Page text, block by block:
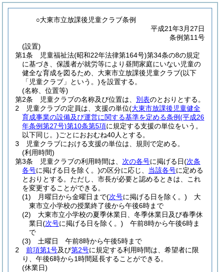
○大東市立放課後児童クラブ条例
平成21年3月27日
条例第11号
(設置)
第1条
児童福祉法(昭和22年法律第164号)第34条の8の規定
に基づき、保護者が就労等により昼間家庭にいない児童の
健全な育成を図るため、大東市立放課後児童クラブ(以下
「児童クラブ」という。)を設置する。
(名称、位置等)
第2条
児童クラブの名称及び位置は、 別表のとおりとする。
2
児童クラブの定員は、支援の単位(大東市放課後児童健全
育成事業の設備及び運営に関する基準を定める条例(平成26
年条例第27号)第10条第5項に規定する支援の単位をいう。
以下同じ。)ごとにおおむね40人とする。
3
児童クラブにおける支援の単位は、規則で定める。
(利用時間)
第3条
児童クラブの利用時間は、 次の各号に掲げる日(次条
各号に掲げる日を除く。)の区分に応じ、 当該各号に定める
とおりとする。 ただし、市長が必要と認めるときは、これ
を変更することができる。
(1)
月曜日から金曜日まで(次号に掲げる日を除く。) 大
東市立小学校の授業終了後から午後6時まで
(2)
大東市立小学校の夏季休業日、冬季休業日及び春季休
業日(次号に掲げる日を除く。) 午前8時から午後6時ま
で
(3)
土曜日 午前8時から午後5時まで
2
前項第1号及び第2号に規定する利用時間は、希望者に限
り、午後6時から1時間延長することができる。
(休業日)